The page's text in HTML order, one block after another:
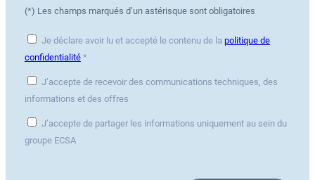
(*) Les champs marqués d’un astérisque sont obligatoires
Je déclare avoir lu et accepté le contenu de la politique de
confidentialité*
J’accepte de recevoir des communications techniques, des
informations et des offres
J’accepte de partager les informations uniquement au sein du
groupe ECSA